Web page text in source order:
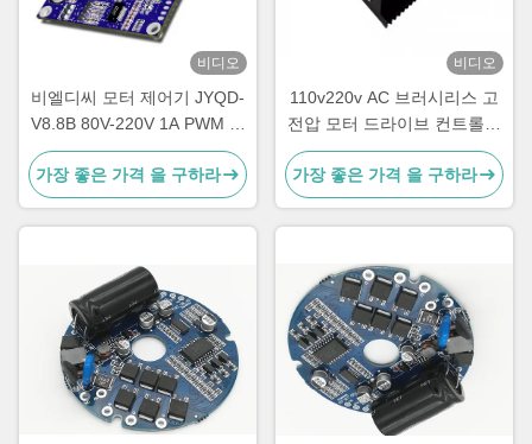
비디오
비엘디씨 모터 제어기 JYQD-
V8.8B 80V-220V 1A PWM 주
파수 1-20KHZ 듀티 싸이클 0-
100% JUYI 고전압
가장 좋은 가격 을 구하라
비디오
110v220v AC 브러시리스 고
전압 모터 드라이브 컨트롤러
완전 하우징 다중 보호 4A와
함께 제어 할 수 있습니다
가장 좋은 가격 을 구하라